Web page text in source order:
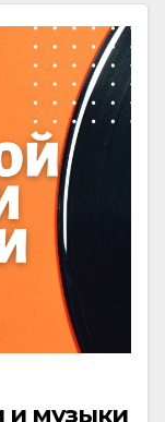
и музыки